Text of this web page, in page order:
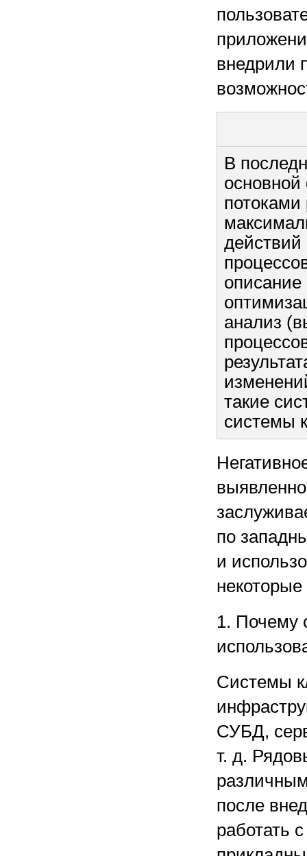
внедрили
В
основной
описание
анализ
такие
системы
по
и
1. Почему
Системы
СУБД,
т. д.
после
работать